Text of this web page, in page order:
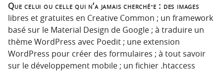
Que celui ou celle qui n’a jamais cherché·e : des images
libres et gratuites en Creative Common ; un framework
basé sur le Material Design de Google ; à traduire un
thème WordPress avec Poedit ; une extension
WordPress pour créer des formulaires ; à tout savoir
sur le développement mobile ; un fichier .htaccess